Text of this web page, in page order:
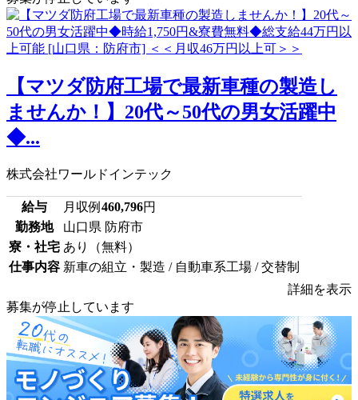
【マツダ防府工場で最新車種の製造し
ませんか！】20代～50代の男女活躍中
◆...
株式会社ワールドインテック
給与 月収例 460,796円
勤務地
山口県 防府市
寮・社宅 あり（無料）
仕事内容 新車の組立・製造 / 自動車系工場 / 交替制
詳細を表示
募集が停止しています